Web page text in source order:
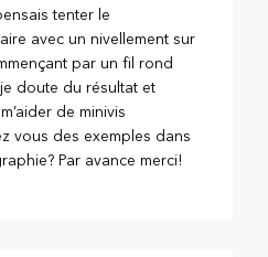
tenter le
avec un nivellement sur
par un fil rond
doute du résultat et
de minivis
vous des exemples dans
Par avance merci!